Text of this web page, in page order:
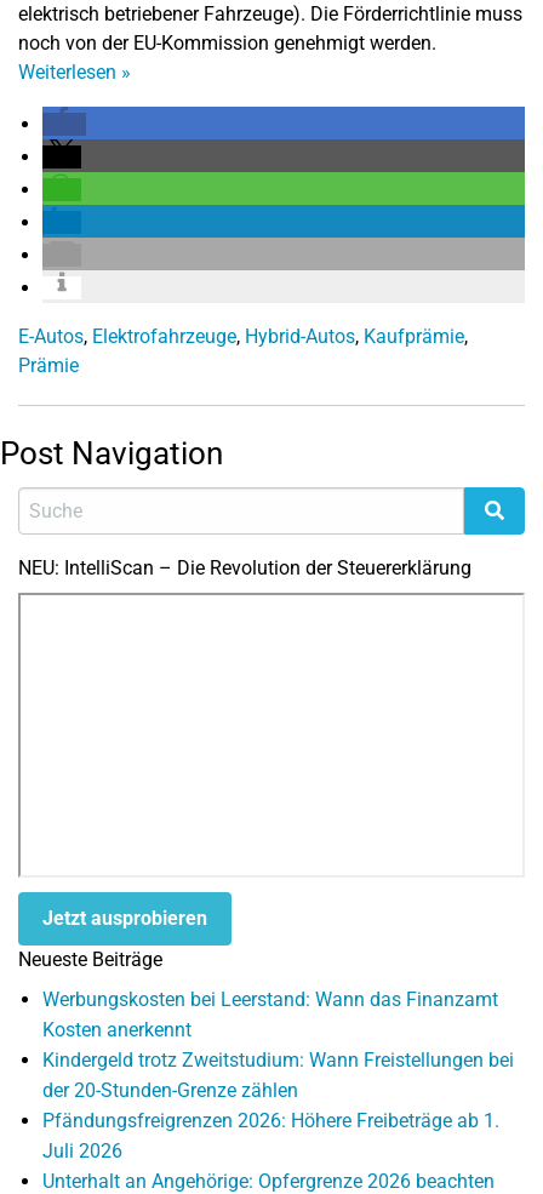
elektrisch betriebener Fahrzeuge). Die Förderrichtlinie muss
noch von der EU-Kommission genehmigt werden.
Weiterlesen »
E-Autos, Elektrofahrzeuge, Hybrid-Autos, Kaufprämie,
Prämie
Post Navigation
NEU: IntelliScan – Die Revolution der Steuererklärung
Jetzt ausprobieren
Neueste Beiträge
Werbungskosten bei Leerstand: Wann das Finanzamt
Kosten anerkennt
Kindergeld trotz Zweitstudium: Wann Freistellungen bei
der 20-Stunden-Grenze zählen
Pfändungsfreigrenzen 2026: Höhere Freibeträge ab 1.
Juli 2026
Unterhalt an Angehörige: Opfergrenze 2026 beachten